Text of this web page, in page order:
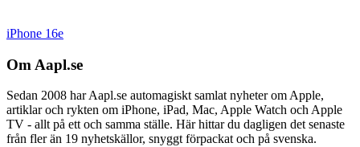
iPhone 16e
Om Aapl.se
Sedan 2008 har Aapl.se automagiskt samlat nyheter om Apple,
artiklar och rykten om iPhone, iPad, Mac, Apple Watch och Apple
TV - allt på ett och samma ställe. Här hittar du dagligen det senaste
från fler än 19 nyhetskällor, snyggt förpackat och på svenska.